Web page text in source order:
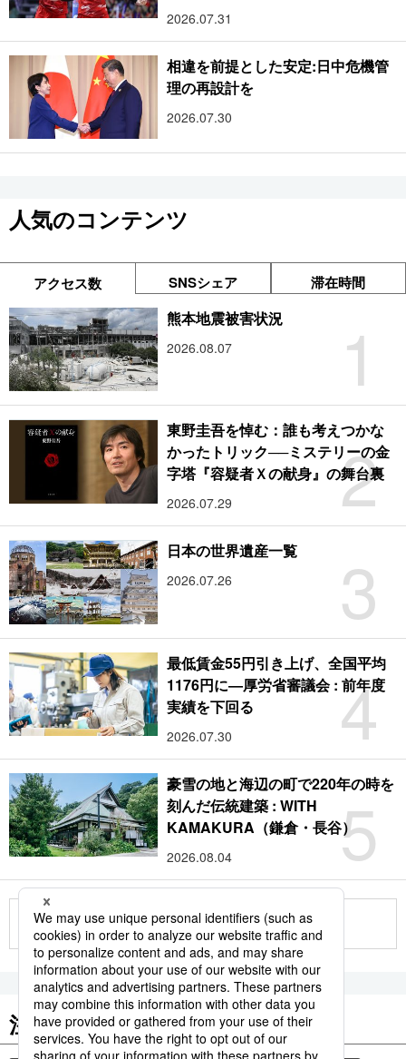
2026.07.31
相違を前提とした安定:日中危機管
理の再設計を
2026.07.30
人気のコンテンツ
アクセス数 SNSシェア 滞在時間
1
熊本地震被害状況
2026.08.07
2
東野圭吾を悼む：誰も考えつかな
かったトリック──ミステリーの金
字塔『容疑者Ｘの献身』の舞台裏
2026.07.29
3
日本の世界遺産一覧
2026.07.26
4
最低賃金55円引き上げ、全国平均
1176円に―厚労省審議会 : 前年度
実績を下回る
2026.07.30
5
豪雪の地と海辺の町で220年の時を
刻んだ伝統建築 : WITH
KAMAKURA（鎌倉・長谷）
2026.08.04
もっと見る
注目のキーワード